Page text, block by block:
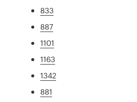
833
887
1101
1163
1342
881